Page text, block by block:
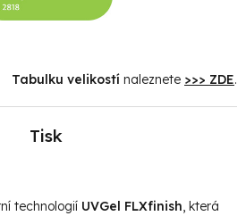
Tabulku velikostí naleznete >>> ZDE.
Tisk
technologií UVGel FLXfinish, která